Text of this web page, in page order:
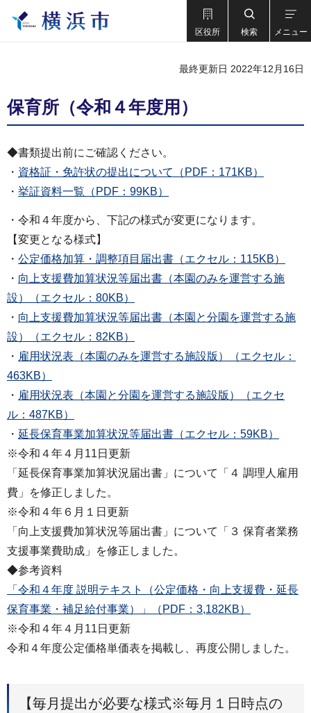
区役所 検索 メニュー
最終更新日 2022年12月16日
保育所（令和４年度用）
◆書類提出前にご確認ください。
・ 資格証・免許状の提出について（PDF：171KB）
・ 挙証資料一覧（PDF：99KB）
・令和４年度から、下記の様式が変更になります。
【変更となる様式】
・ 公定価格加算・調整項目届出書（エクセル：115KB）
・ 向上支援費加算状況等届出書（本園のみを運営する施
設）（エクセル：80KB）
・ 向上支援費加算状況等届出書（本園と分園を運営する施
設）（エクセル：82KB）
・ 雇用状況表（本園のみを運営する施設版）（エクセル：
463KB）
・ 雇用状況表（本園と分園を運営する施設版）（エクセ
ル：487KB）
・ 延長保育事業加算状況等届出書（エクセル：59KB）
※令和４年４月11日更新
「延長保育事業加算状況届出書」について「４ 調理人雇用
費」を修正しました。
※令和４年６月１日更新
「向上支援費加算状況等届出書」について「３ 保育者業務
支援事業費助成」を修正しました。
◆参考資料
「令和４年度 説明テキスト（公定価格・向上支援費・延長
保育事業・補足給付事業）」（PDF：3,182KB）
※令和４年４月11日更新
令和４年度公定価格単価表を掲載し、再度公開しました。
【毎月提出が必要な様式※毎月１日時点の